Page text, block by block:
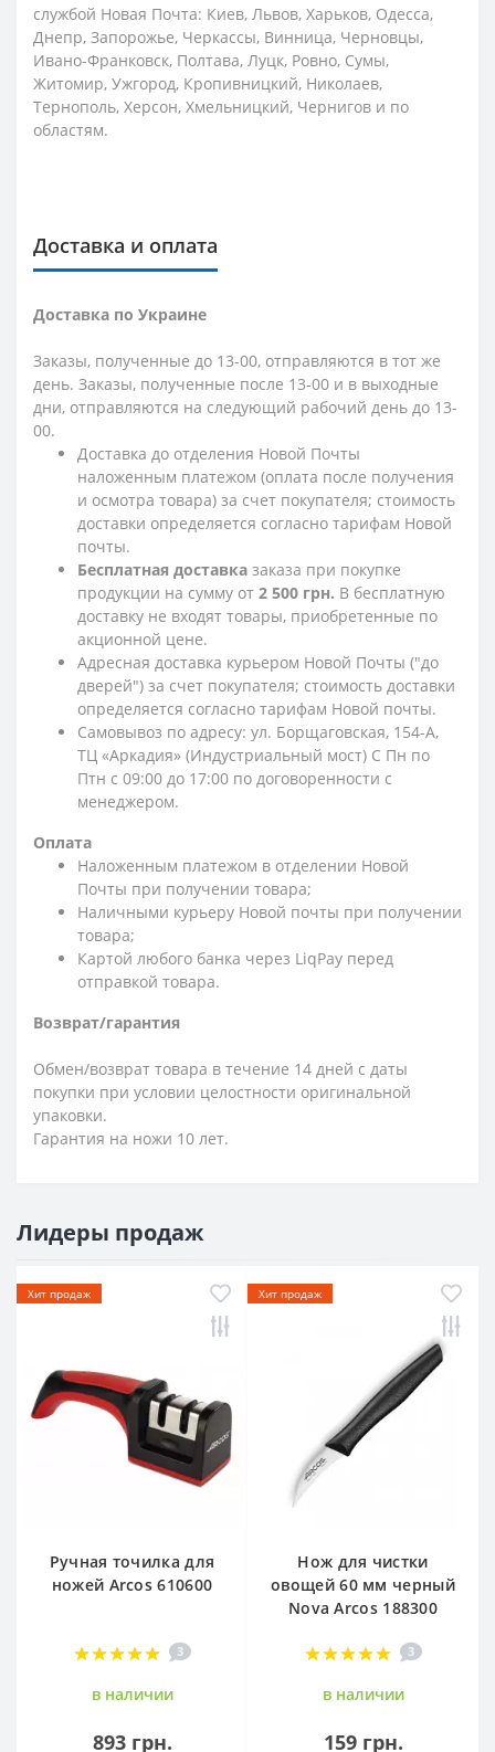
службой Новая Почта: Киев, Львов, Харьков, Одесса,
Днепр, Запорожье, Черкассы, Винница, Черновцы,
Ивано-Франковск, Полтава, Луцк, Ровно, Сумы,
Житомир, Ужгород, Кропивницкий, Николаев,
Тернополь, Херсон, Хмельницкий, Чернигов и по
областям.
Доставка и оплата
Доставка по Украине
Заказы, полученные до 13-00, отправляются в тот же
день. Заказы, полученные после 13-00 и в выходные
дни, отправляются на следующий рабочий день до 13-
00.
Доставка до отделения Новой Почты
наложенным платежом (оплата после получения
и осмотра товара) за счет покупателя; стоимость
доставки определяется согласно тарифам Новой
почты.
Бесплатная доставка заказа при покупке
продукции на сумму от 2 500 грн. В бесплатную
доставку не входят товары, приобретенные по
акционной цене.
Адресная доставка курьером Новой Почты ("до
дверей") за счет покупателя; стоимость доставки
определяется согласно тарифам Новой почты.
Самовывоз по адресу: ул. Борщаговская, 154-А,
ТЦ «Аркадия» (Индустриальный мост) С Пн по
Птн с 09:00 до 17:00 по договоренности с
менеджером.
Оплата
Наложенным платежом в отделении Новой
Почты при получении товара;
Наличными курьеру Новой почты при получении
товара;
Картой любого банка через LiqPay перед
отправкой товара.
Возврат/гарантия
Обмен/возврат товара в течение 14 дней с даты
покупки при условии целостности оригинальной
упаковки.
Гарантия на ножи 10 лет.
Лидеры продаж
Хит продаж
Ручная точилка для
ножей Arcos 610600
3
в наличии
893 грн.
Хит продаж
Нож для чистки
овощей 60 мм черный
Nova Arcos 188300
3
в наличии
159 грн.